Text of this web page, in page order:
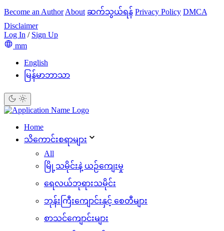
Become an Author About ဆက်သွယ်ရန် Privacy Policy DMCA
Disclaimer
Log In / Sign Up
mm
English
မြန်မာဘာသာ
Home
သိ‌ကောင်းစရာများ
All
မြို့သမိုင်းနဲ့ ယဉ်ကျေးမှု
ရေလယ်ဘုရားသမိုင်း
ဘုန်းကြီးကျောင်းနှင့် စေတီများ
စာသင်ကျောင်းများ